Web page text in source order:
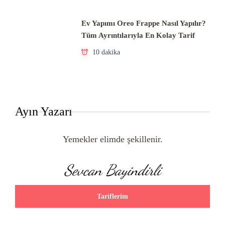
Ev Yapımı Oreo Frappe Nasıl Yapılır?
Tüm Ayrıntılarıyla En Kolay Tarif
10 dakika
Ayın Yazarı
Yemekler elimde şekillenir.
Sevcan Bayindirli
Tariflerim